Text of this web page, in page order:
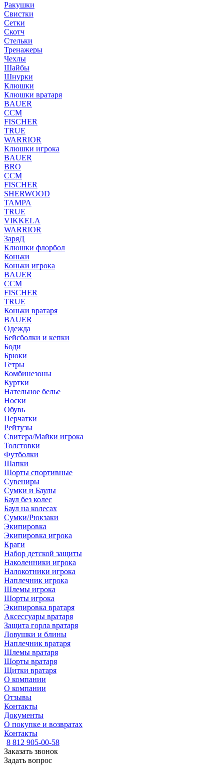
Ракушки
Свистки
Сетки
Скотч
Стельки
Тренажеры
Чехлы
Шайбы
Шнурки
Клюшки
Клюшки вратаря
BAUER
CCM
FISCHER
TRUE
WARRIOR
Клюшки игрока
BAUER
BRO
CCM
FISCHER
SHERWOOD
TAMPA
TRUE
VIKKELA
WARRIOR
ЗаряД
Клюшки флорбол
Коньки
Коньки игрока
BAUER
CCM
FISCHER
TRUE
Коньки вратаря
BAUER
Одежда
Бейсболки и кепки
Боди
Брюки
Гетры
Комбинезоны
Куртки
Нательное белье
Носки
Обувь
Перчатки
Рейтузы
Свитера/Майки игрока
Толстовки
Футболки
Шапки
Шорты спортивные
Сувениры
Сумки и Баулы
Баул без колес
Баул на колесах
Сумки/Рюкзаки
Экипировка
Экипировка игрока
Краги
Набор детской защиты
Наколенники игрока
Налокотники игрока
Наплечник игрока
Шлемы игрока
Шорты игрока
Экипировка вратаря
Аксессуары вратаря
Защита горла вратаря
Ловушки и блины
Наплечник вратаря
Шлемы вратаря
Шорты вратаря
Щитки вратаря
О компании
О компании
Отзывы
Контакты
Документы
О покупке и возвратах
Контакты
8 812 905-00-58
Заказать звонок
Задать вопрос